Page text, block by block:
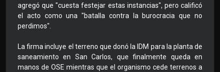
agregó que "cuesta festejar estas instancias", pero calificó
el acto como una "batalla contra la burocracia que no
perdimos".
La firma incluye el terreno que donó la IDM para la planta de
saneamiento en San Carlos, que finalmente queda en
manos de OSE mientras que el organismo cede terrenos a